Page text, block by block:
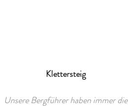
Klettersteig
Unsere Bergführer haben immer die